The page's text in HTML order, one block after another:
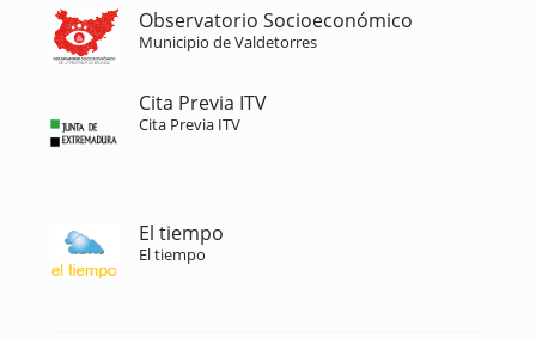
Observatorio Socioeconómico
Municipio de Valdetorres
Cita Previa ITV
Cita Previa ITV
El tiempo
El tiempo